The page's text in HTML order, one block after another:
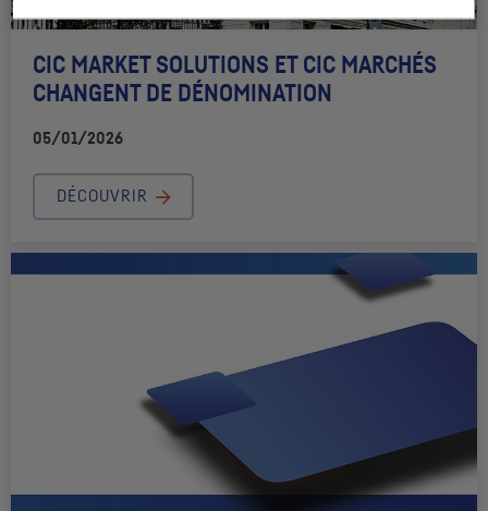
CIC MARKET SOLUTIONS ET CIC MARCHÉS
CHANGENT DE DÉNOMINATION
05/01/2026
DÉCOUVRIR